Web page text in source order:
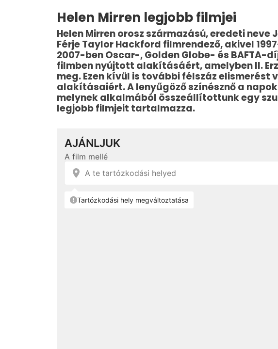
Helen Mirren legjobb filmjei
Helen Mirren orosz származású, eredeti neve
Férje Taylor Hackford filmrendező, akivel
2007-ben Oscar-, Golden Globe- és BAFTA-
filmben nyújtott alakításáért, amelyben II.
meg. Ezen kívül is további félszáz elismerést
alakításaiért. A lenyűgöző színésznő a
melynek alkalmából összeállítottunk egy
legjobb filmjeit tartalmazza.